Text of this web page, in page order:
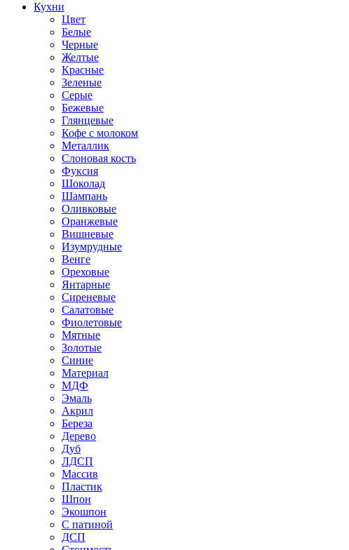
Кухни
Цвет
Белые
Черные
Желтые
Красные
Зеленые
Серые
Бежевые
Глянцевые
Кофе с молоком
Металлик
Слоновая кость
Фуксия
Шоколад
Шампань
Оливковые
Оранжевые
Вишневые
Изумрудные
Венге
Ореховые
Янтарные
Сиреневые
Салатовые
Фиолетовые
Мятные
Золотые
Синие
Материал
МДФ
Эмаль
Акрил
Береза
Дерево
Дуб
ЛДСП
Массив
Пластик
Шпон
Экошпон
С патиной
ДСП